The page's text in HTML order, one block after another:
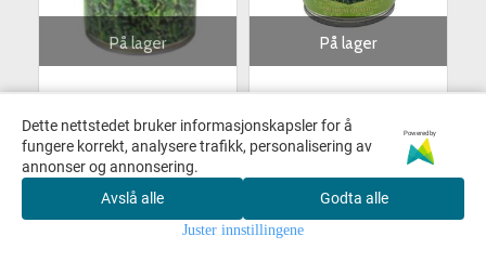
På lager
HAKKEDE SPINAT TRS
400G.
29,-
KJØP
På lager
HAKKEDE SPINAT TRS
400G.
37,-
KJØP
Dette nettstedet bruker informasjonskapsler for å
fungere korrekt, analysere trafikk, personalisering av
annonser og annonsering.
Powered by
Avslå alle Godta alle
Juster innstillingene